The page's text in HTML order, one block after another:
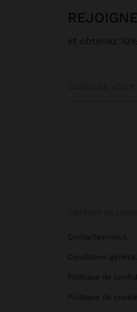
et obtenez
Contactez-nous
Conditions
Politique de
Politique de